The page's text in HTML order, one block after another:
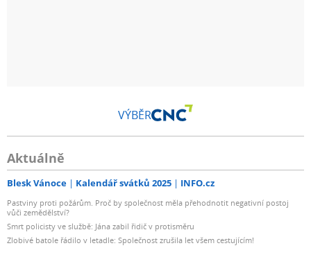
VÝBĚR
Aktuálně
Blesk Vánoce Kalendář svátků 2025 INFO.cz
Pastviny proti požárům. Proč by společnost měla přehodnotit negativní postoj
vůči zemědělství?
Smrt policisty ve službě: Jána zabil řidič v protisměru
Zlobivé batole řádilo v letadle: Společnost zrušila let všem cestujícím!